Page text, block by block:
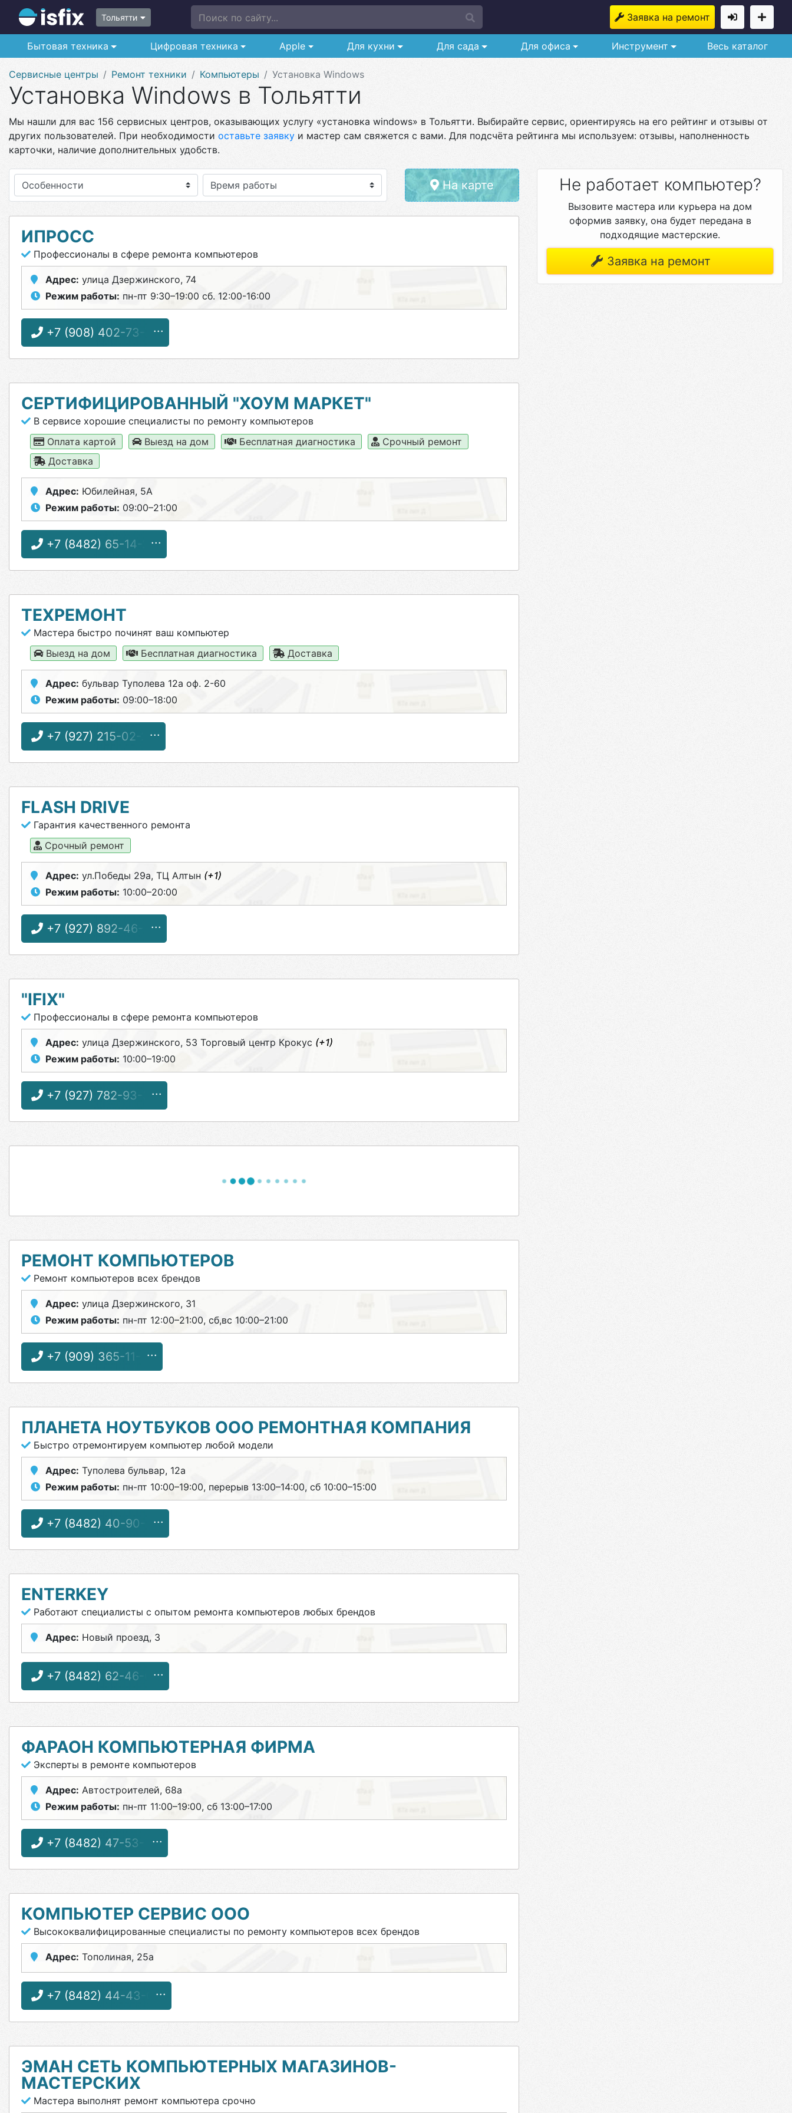
Тольятти Поиск по сайту... Заявка на ремонт
Бытовая техника Цифровая техника Apple Для кухни Для сада Для офиса Инструмент Весь каталог
Сервисные центры Ремонт техники Компьютеры Установка Windows
Установка Windows в Тольятти
Мы нашли для вас 156 сервисных центров, оказывающих услугу «установка windows» в Тольятти. Выбирайте сервис, ориентируясь на его рейтинг и отзывы от
других пользователей. При необходимости оставьте заявку и мастер сам свяжется с вами. Для подсчёта рейтинга мы используем: отзывы, наполненность
карточки, наличие дополнительных удобств.
Особенности На карте
ИПРОСС
Профессионалы в сфере ремонта компьютеров
Адрес: улица Дзержинского, 74
Режим работы: пн-пт 9:30–19:00 сб. 12:00-16:00
+7 (908) 402-73-70
СЕРТИФИЦИРОВАННЫЙ "ХОУМ МАРКЕТ"
В сервисе хорошие специалисты по ремонту компьютеров
Оплата картой
Выезд на дом Бесплатная диагностика
Срочный ремонт
Доставка
Адрес: Юбилейная, 5А
Режим работы: 09:00–21:00
+7 (8482) 65-14-24
ТЕХРЕМОНТ
Мастера быстро починят ваш компьютер
Выезд на дом
Бесплатная диагностика Доставка
Адрес: бульвар Туполева 12а оф. 2-60
Режим работы: 09:00–18:00
+7 (927) 215-02-23
FLASH DRIVE
Гарантия качественного ремонта
Срочный ремонт
Адрес: ул.Победы 29а, ТЦ Алтын (+1)
Режим работы: 10:00–20:00
+7 (927) 892-46-97
"IFIX"
Профессионалы в сфере ремонта компьютеров
Адрес: улица Дзержинского, 53 Торговый центр Крокус (+1)
Режим работы: 10:00–19:00
+7 (927) 782-93-32
РЕМОНТ КОМПЬЮТЕРОВ
Ремонт компьютеров всех брендов
Адрес: улица Дзержинского, 31
Режим работы: пн-пт 12:00–21:00, сб,вс 10:00–21:00
+7 (909) 365-11-71
ПЛАНЕТА НОУТБУКОВ ООО РЕМОНТНАЯ КОМПАНИЯ
Быстро отремонтируем компьютер любой модели
Адрес: Туполева бульвар, 12а
Режим работы: пн-пт 10:00–19:00, перерыв 13:00–14:00, сб 10:00–15:00
+7 (8482) 40-90-75
ENTERKEY
Работают специалисты с опытом ремонта компьютеров любых брендов
Адрес: Новый проезд, 3
+7 (8482) 62-46-60
ФАРАОН КОМПЬЮТЕРНАЯ ФИРМА
Эксперты в ремонте компьютеров
Адрес: Автостроителей, 68а
Режим работы: пн-пт 11:00–19:00, сб 13:00–17:00
+7 (8482) 47-53-67
КОМПЬЮТЕР СЕРВИС ООО
Высококвалифицированные специалисты по ремонту компьютеров всех брендов
Адрес: Тополиная, 25а
+7 (8482) 44-43-03
ЭМАН СЕТЬ КОМПЬЮТЕРНЫХ МАГАЗИНОВ-
МАСТЕРСКИХ
Мастера выполнят ремонт компьютера срочно
Не работает компьютер?
Вызовите мастера или курьера на дом
оформив заявку, она будет передана в
подходящие мастерские.
Заявка на ремонт